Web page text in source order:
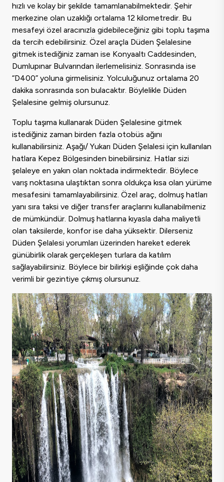
hızlı ve kolay bir şekilde tamamlanabilmektedir. Şehir
merkezine olan uzaklığı ortalama 12 kilometredir. Bu
mesafeyi özel aracınızla gidebileceğiniz gibi toplu taşıma
da tercih edebilirsiniz. Özel araçla Düden Şelalesine
gitmek istediğiniz zaman ise Konyaaltı Caddesinden,
Dumlupınar Bulvarından ilerlemelisiniz. Sonrasında ise
“D400” yoluna girmelisiniz. Yolculuğunuz ortalama 20
dakika sonrasında son bulacaktır. Böylelikle Düden
Şelalesine gelmiş olursunuz.
Toplu taşıma kullanarak Düden Şelalesine gitmek
istediğiniz zaman birden fazla otobüs ağını
kullanabilirsiniz. Aşağı/ Yukarı Düden Şelalesi için kullanılan
hatlara Kepez Bölgesinden binebilirsiniz. Hatlar sizi
şelaleye en yakın olan noktada indirmektedir. Böylece
varış noktasına ulaştıktan sonra oldukça kısa olan yürüme
mesafesini tamamlayabilirsiniz. Özel araç, dolmuş hatları
yanı sıra taksi ve diğer transfer araçlarını kullanabilmeniz
de mümkündür. Dolmuş hatlarına kıyasla daha maliyetli
olan taksilerde, konfor ise daha yüksektir. Dilerseniz
Düden Şelalesi yorumları üzerinden hareket ederek
günübirlik olarak gerçekleşen turlara da katılım
sağlayabilirsiniz. Böylece bir bilirkişi eşliğinde çok daha
verimli bir gezintiye çıkmış olursunuz.